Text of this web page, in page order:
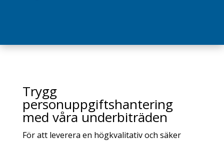
Trygg
personuppgiftshantering
med våra underbiträden
För att leverera en högkvalitativ och säker